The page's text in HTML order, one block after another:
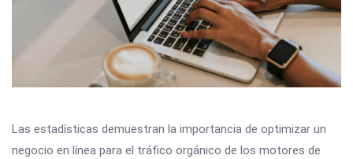
Las estadísticas demuestran la importancia de optimizar un
negocio en línea para el tráfico orgánico de los motores de